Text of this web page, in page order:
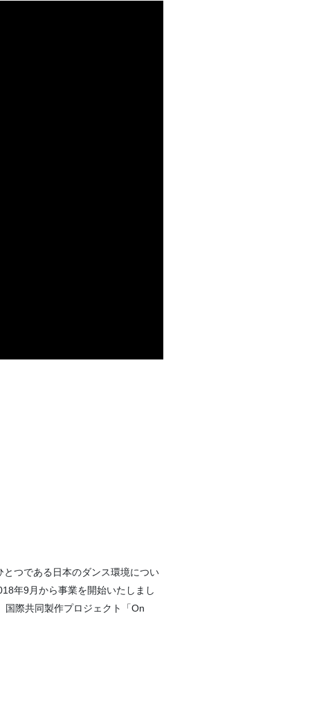
つである日本のダンス環境につい
年9月から事業を開始いたしまし
際共同製作プロジェクト「On